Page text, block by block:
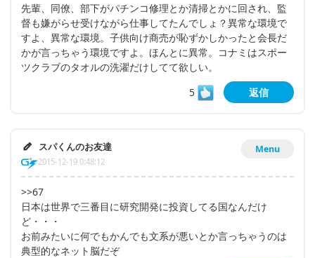
先輩、同僚、部下がパチンコ修理とか清掃とかに回され、監
督も嫌がらせ受けながら仕事してたんでしょ？異常な環境で
すよ、異常な環境。子供向け商売が恥ずかしかったと会長だ
かが言っちゃう環境ですよ。ほんとに異常。コナミはスポー
ツクラブのタオルの洗濯だけしてて欲しい。
5
返信
Menu
スパくんのお友達
2015-12-19 0:48:12
>>67
日本は世界で三番目に研究開発に投資してる国なんだけ
ど・・・
お前みたいに何でもかんでも文系が悪いとか言っちゃうのは
典型的なネット脳だぞ